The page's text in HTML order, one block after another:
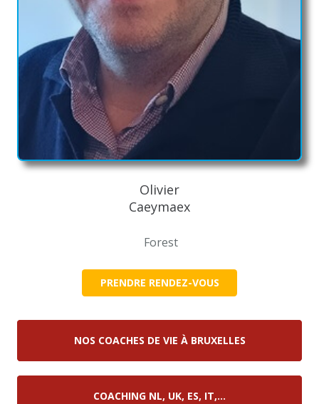
Olivier
Caeymaex
Forest
PRENDRE RENDEZ-VOUS
NOS COACHES DE VIE À BRUXELLES
COACHING NL, UK, ES, IT,…